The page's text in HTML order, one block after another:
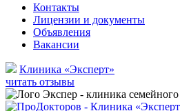
Контакты
Лицензии и документы
Объявления
Вакансии
Клиника «Эксперт»
читать отзывы